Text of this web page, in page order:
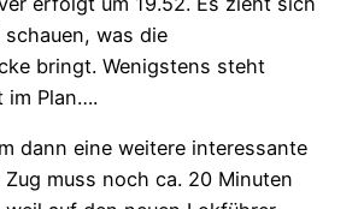
was die
bringt. Wenigstens steht
im Plan….
dann eine weitere interessante
Zug muss noch ca. 20 Minuten